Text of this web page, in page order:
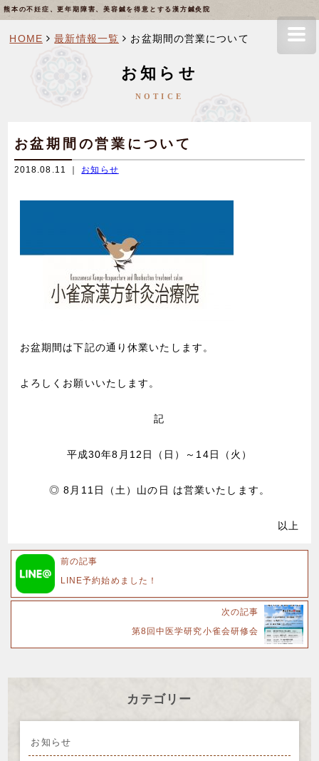
熊本の不妊症、更年期障害、美容鍼を得意とする漢方鍼灸院
HOME 最新情報一覧 お盆期間の営業について
お知らせ
NOTICE
お盆期間の営業について
2018.08.11 ｜ お知らせ
お盆期間は下記の通り休業いたします。
よろしくお願いいたします。
記
平成30年8月12日（日）～14日（火）
◎ 8月11日（土）山の日 は営業いたします。
以上
前の記事
LINE予約始めました！
次の記事
第8回中医学研究小雀会研修会
カテゴリー
お知らせ